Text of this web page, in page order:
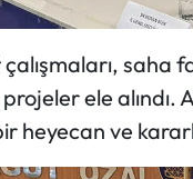
saha
ele alındı.
heyecan ve